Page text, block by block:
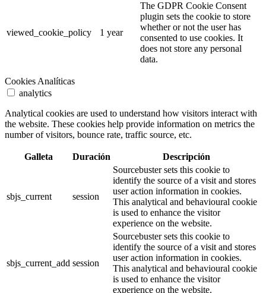
viewed_cookie_policy 1 year
The GDPR Cookie Consent
plugin sets the cookie to store
whether or not the user has
consented to use cookies. It
does not store any personal
data.
Cookies Analíticas
analytics
Analytical cookies are used to understand how visitors interact with
the website. These cookies help provide information on metrics the
number of visitors, bounce rate, traffic source, etc.
Galleta Duración Descripción
sbjs_current session
Sourcebuster sets this cookie to
identify the source of a visit and stores
user action information in cookies.
This analytical and behavioural cookie
is used to enhance the visitor
experience on the website.
sbjs_current_add session
Sourcebuster sets this cookie to
identify the source of a visit and stores
user action information in cookies.
This analytical and behavioural cookie
is used to enhance the visitor
experience on the website.